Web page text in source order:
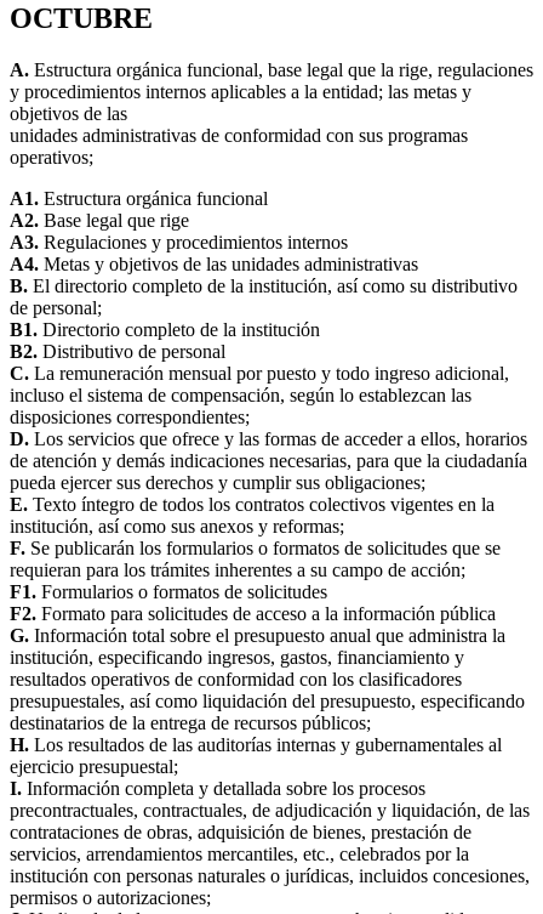
OCTUBRE
A. Estructura orgánica funcional, base legal que la rige, regulaciones
y procedimientos internos aplicables a la entidad; las metas y
objetivos de las
unidades administrativas de conformidad con sus programas
operativos;
A1. Estructura orgánica funcional
A2. Base legal que rige
A3. Regulaciones y procedimientos internos
A4. Metas y objetivos de las unidades administrativas
B. El directorio completo de la institución, así como su distributivo
de personal;
B1. Directorio completo de la institución
B2. Distributivo de personal
C. La remuneración mensual por puesto y todo ingreso adicional,
incluso el sistema de compensación, según lo establezcan las
disposiciones correspondientes;
D. Los servicios que ofrece y las formas de acceder a ellos, horarios
de atención y demás indicaciones necesarias, para que la ciudadanía
pueda ejercer sus derechos y cumplir sus obligaciones;
E. Texto íntegro de todos los contratos colectivos vigentes en la
institución, así como sus anexos y reformas;
F. Se publicarán los formularios o formatos de solicitudes que se
requieran para los trámites inherentes a su campo de acción;
F1. Formularios o formatos de solicitudes
F2. Formato para solicitudes de acceso a la información pública
G. Información total sobre el presupuesto anual que administra la
institución, especificando ingresos, gastos, financiamiento y
resultados operativos de conformidad con los clasificadores
presupuestales, así como liquidación del presupuesto, especificando
destinatarios de la entrega de recursos públicos;
H. Los resultados de las auditorías internas y gubernamentales al
ejercicio presupuestal;
I. Información completa y detallada sobre los procesos
precontractuales, contractuales, de adjudicación y liquidación, de las
contrataciones de obras, adquisición de bienes, prestación de
servicios, arrendamientos mercantiles, etc., celebrados por la
institución con personas naturales o jurídicas, incluidos concesiones,
permisos o autorizaciones;